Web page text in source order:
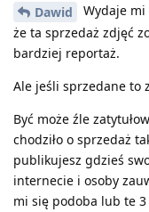
Dawid
Wydaje
że ta sprzedaż zdjęć
bardziej reportaż.
Ale jeśli sprzedane to
Być może źle
chodziło o sprzedaż
publikujesz gdzieś
internecie i osoby
mi się podoba lub te